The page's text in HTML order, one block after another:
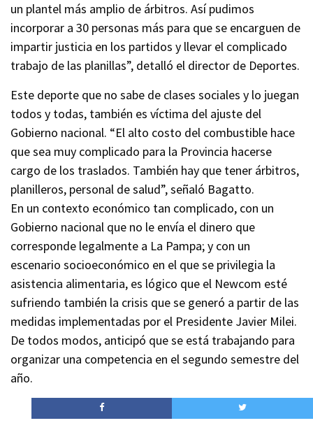
un plantel más amplio de árbitros. Así pudimos
incorporar a 30 personas más para que se encarguen de
impartir justicia en los partidos y llevar el complicado
trabajo de las planillas”, detalló el director de Deportes.
Este deporte que no sabe de clases sociales y lo juegan
todos y todas, también es víctima del ajuste del
Gobierno nacional. “El alto costo del combustible hace
que sea muy complicado para la Provincia hacerse
cargo de los traslados. También hay que tener árbitros,
planilleros, personal de salud”, señaló Bagatto.
En un contexto económico tan complicado, con un
Gobierno nacional que no le envía el dinero que
corresponde legalmente a La Pampa; y con un
escenario socioeconómico en el que se privilegia la
asistencia alimentaria, es lógico que el Newcom esté
sufriendo también la crisis que se generó a partir de las
medidas implementadas por el Presidente Javier Milei.
De todos modos, anticipó que se está trabajando para
organizar una competencia en el segundo semestre del
año.